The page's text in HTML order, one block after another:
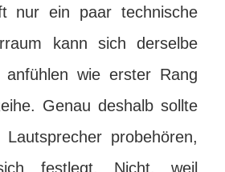
nur ein paar technische
kann sich derselbe
anfühlen wie erster Rang
Genau deshalb sollte
probehören,
festlegt. Nicht, weil